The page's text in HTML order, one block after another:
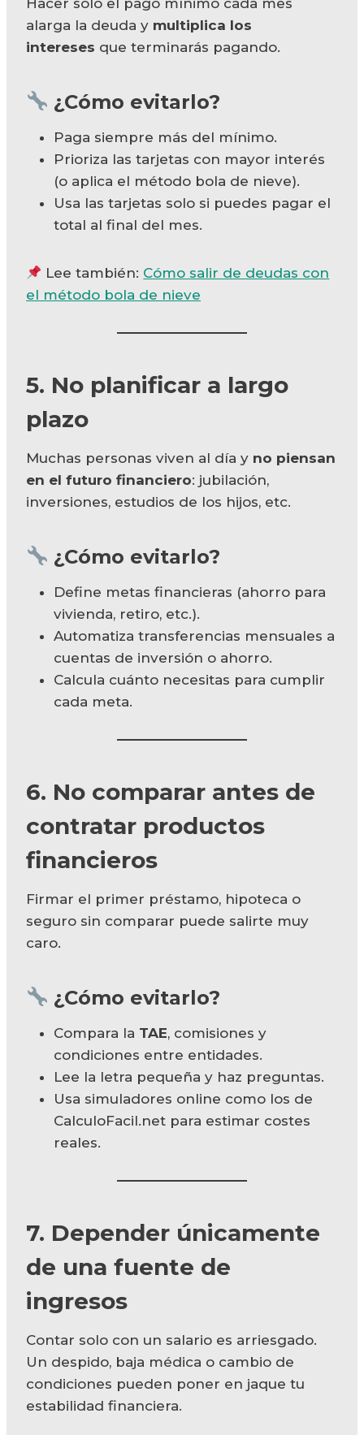
alarga la deuda y multiplica los
intereses que terminarás pagando.
¿Cómo evitarlo?
Paga siempre más del mínimo.
Prioriza las tarjetas con mayor interés
(o aplica el método bola de nieve).
Usa las tarjetas solo si puedes pagar el
total al final del mes.
Lee también: Cómo salir de deudas con
el método bola de nieve
5. No planificar a largo
plazo
Muchas personas viven al día y no piensan
en el futuro financiero: jubilación,
inversiones, estudios de los hijos, etc.
¿Cómo evitarlo?
Define metas financieras (ahorro para
vivienda, retiro, etc.).
Automatiza transferencias mensuales a
cuentas de inversión o ahorro.
Calcula cuánto necesitas para cumplir
cada meta.
6. No comparar antes de
contratar productos
financieros
Firmar el primer préstamo, hipoteca o
seguro sin comparar puede salirte muy
caro.
¿Cómo evitarlo?
Compara la TAE, comisiones y
condiciones entre entidades.
Lee la letra pequeña y haz preguntas.
Usa simuladores online como los de
CalculoFacil.net para estimar costes
reales.
7. Depender únicamente
de una fuente de
ingresos
Contar solo con un salario es arriesgado.
Un despido, baja médica o cambio de
condiciones pueden poner en jaque tu
estabilidad financiera.